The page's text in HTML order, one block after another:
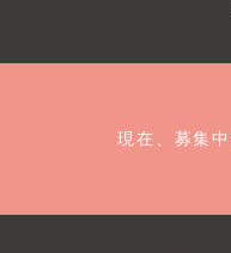
現在、募集